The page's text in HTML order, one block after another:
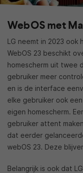
WebOS met
LG neemt in 2023
WebOS 23 beschikt
homescherm uit twee
gebruiker meer
en is de interface
elke gebruiker ook
eigen homescherm.
gebruiker attent
dat eerder
webOS 23. Deze
Belangrijk is ook dat